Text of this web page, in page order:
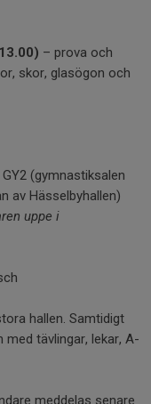
– prova och
skor, glasögon och
(gymnastiksalen
av Hässelbyhallen)
uppe i
hallen. Samtidigt
tävlingar, lekar, A-
meddelas senare